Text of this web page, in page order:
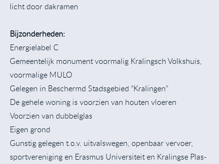
licht door dakramen
Bijzonderheden:
Energielabel C
Gemeentelijk monument voormalig Kralingsch Volkshuis,
voormalige MULO
Gelegen in Beschermd Stadsgebied “Kralingen”
De gehele woning is voorzien van houten vloeren
Voorzien van dubbelglas
Eigen grond
Gunstig gelegen t.o.v. uitvalswegen, openbaar vervoer,
sportvereniging en Erasmus Universiteit en Kralingse Plas-